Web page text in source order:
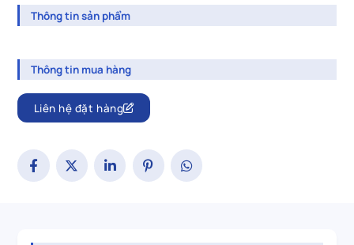
Thông tin sản phẩm
Thông tin mua hàng
Liên hệ đặt hàng